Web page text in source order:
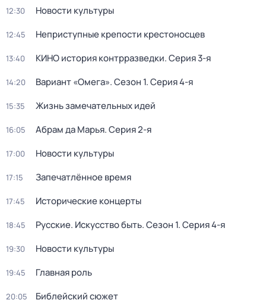
12:30 Новости культуры
12:45 Неприступные крепости крестоносцев
13:40 КИНО история контрразведки. Серия 3-я
14:20 Вариант «Омега». Сезон 1. Серия 4-я
15:35 Жизнь замечательных идей
16:05 Абрам да Марья. Серия 2-я
17:00 Новости культуры
17:15 Запечатлённое время
17:45 Исторические концерты
18:45 Русские. Искусство быть. Сезон 1. Серия 4-я
19:30 Новости культуры
19:45 Главная роль
20:05 Библейский сюжет